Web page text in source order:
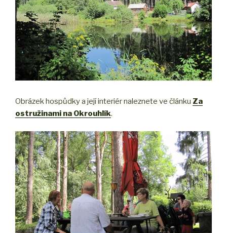
Obrázek hospůdky a její interiér naleznete ve článku Za
ostružinami na Okrouhlík.